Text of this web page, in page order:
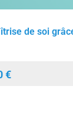
de soi
€